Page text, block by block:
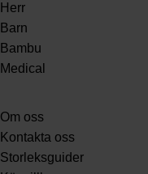
Herr
Barn
Bambu
Medical
Om oss
Kontakta oss
Storleksguider